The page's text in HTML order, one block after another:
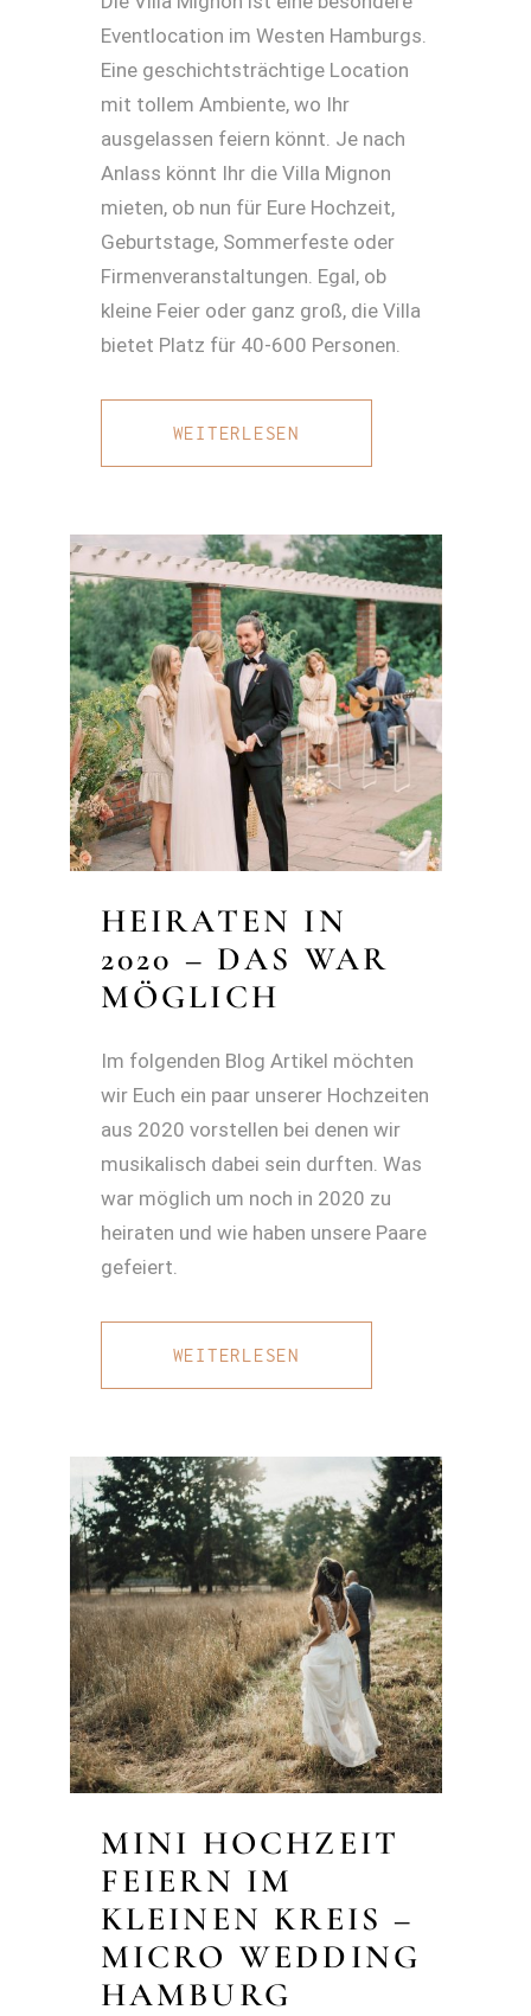
Eventlocation im Westen Hamburgs.
Eine geschichtsträchtige Location
mit tollem Ambiente, wo Ihr
ausgelassen feiern könnt. Je nach
Anlass könnt Ihr die Villa Mignon
mieten, ob nun für Eure Hochzeit,
Geburtstage, Sommerfeste oder
Firmenveranstaltungen. Egal, ob
kleine Feier oder ganz groß, die Villa
bietet Platz für 40-600 Personen.
WEITERLESEN
HEIRATEN IN
2020 – DAS WAR
MÖGLICH
Im folgenden Blog Artikel möchten
wir Euch ein paar unserer Hochzeiten
aus 2020 vorstellen bei denen wir
musikalisch dabei sein durften. Was
war möglich um noch in 2020 zu
heiraten und wie haben unsere Paare
gefeiert.
WEITERLESEN
MINI HOCHZEIT
FEIERN IM
KLEINEN KREIS –
MICRO WEDDING
HAMBURG